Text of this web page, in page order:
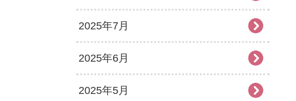
2025年7月
2025年6月
2025年5月